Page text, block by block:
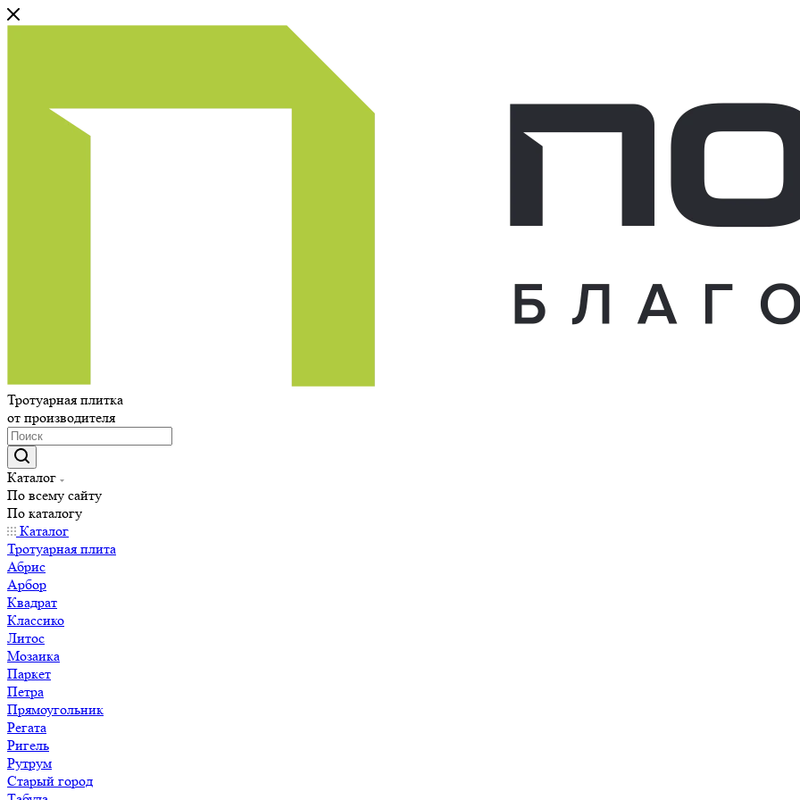
Тротуарная плитка
от производителя
Каталог
По всему сайту
По каталогу
Каталог
Тротуарная плита
Абрис
Арбор
Квадрат
Классико
Литос
Мозаика
Паркет
Петра
Прямоугольник
Регата
Ригель
Рутрум
Старый город